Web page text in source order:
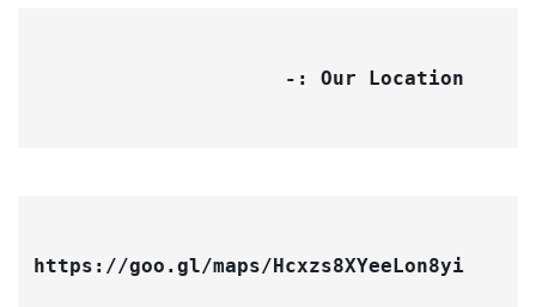
Our Location
:-
https://goo.gl/maps/Hcxzs8XYeeLon8yi